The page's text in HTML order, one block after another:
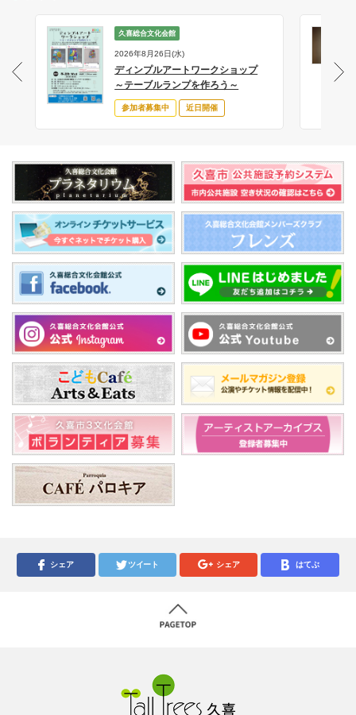
久喜総合文化会館
2026年8月26日(水)
ディンプルアートワークショップ
～テーブルランプを作ろう～
参加者募集中 近日開催
シェア ツイート シェア はてぶ